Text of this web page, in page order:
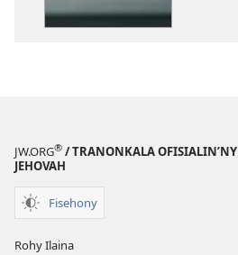
JW.ORG® / TRANONKALA OFISIALIN’NY
JEHOVAH
Fisehony
Rohy Ilaina